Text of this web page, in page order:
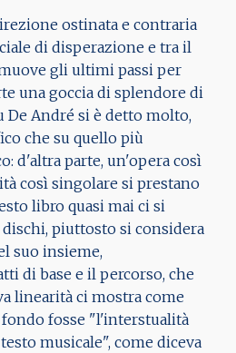
ostinata e contraria
di disperazione e tra il
gli ultimi passi per
una goccia di splendore di
De André si è detto molto,
che su quello più
d'altra parte, un'opera così
così singolare si prestano
libro quasi mai ci si
piuttosto si considera
suo insieme,
di base e il percorso, che
linearità ci mostra come
fosse "l'interstualità
musicale", come diceva